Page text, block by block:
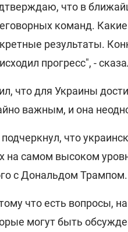
что в
команд.
результаты.
прогресс", -
что для Украины
важным, и она
что
на самом высоком
с Дональдом Трампом.
что есть вопросы,
могут быть